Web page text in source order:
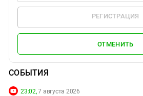
РЕГИСТРАЦИЯ
ОТМЕНИТЬ
СОБЫТИЯ
23:02,7 августа 2026